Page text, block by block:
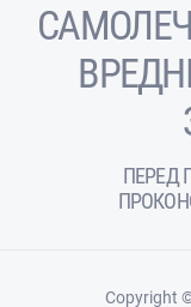
ПЕРЕД
Copyright